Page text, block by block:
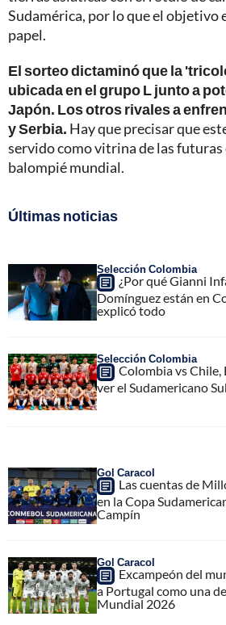
Sudamérica, por lo que el objetivo
papel.
El sorteo dictaminó que la
ubicada en el grupo L junto a
Japón. Los otros rivales a
y Serbia. Hay que precisar que
servido como vitrina de las futuras
balompié mundial.
Últimas noticias
Selección Colombia
¿Por qué Gianni
Domínguez están en
explicó todo
Selección Colombia
Colombia vs
ver el Sudamericano
Gol Caracol
Las cuentas de
en la Copa
Campín
Gol Caracol
Excampeón del
a Portugal como una
Mundial 2026